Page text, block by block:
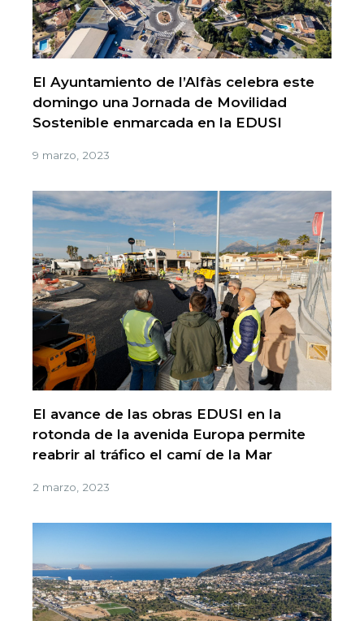
El Ayuntamiento de l’Alfàs celebra este
domingo una Jornada de Movilidad
Sostenible enmarcada en la EDUSI
9 marzo, 2023
El avance de las obras EDUSI en la
rotonda de la avenida Europa permite
reabrir al tráfico el camí de la Mar
2 marzo, 2023